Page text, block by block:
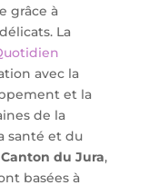
grâce à
La
avec la
et la
de la
santé et du
du Jura,
basées à